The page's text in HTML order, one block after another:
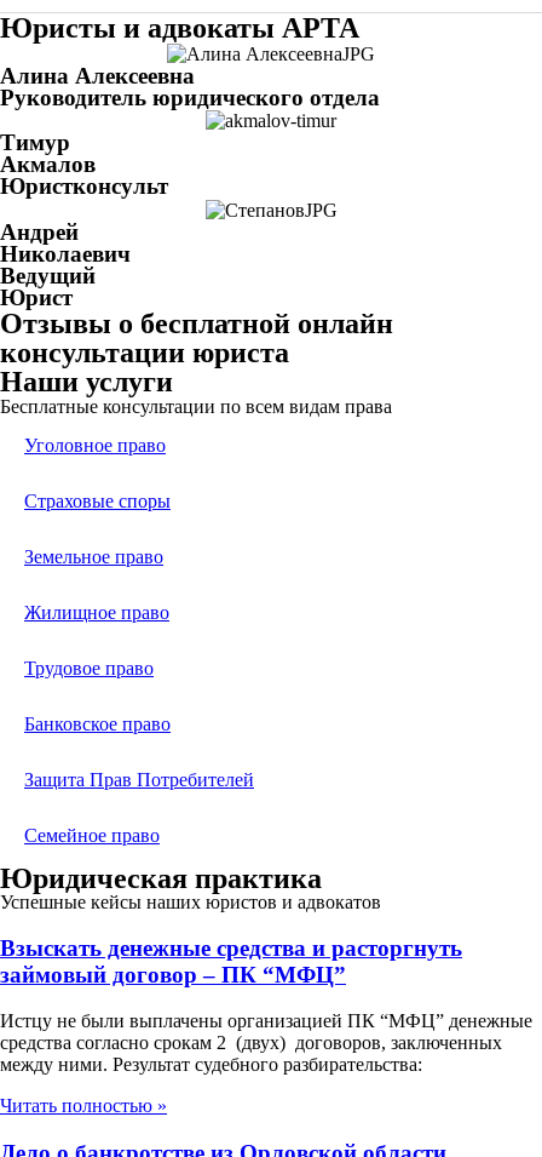
Юристы и адвокаты АРТА
Алина Алексеевна
Руководитель юридического отдела
Тимур
Акмалов
Юристконсульт
Андрей
Николаевич
Ведущий
Юрист
Отзывы о бесплатной онлайн
консультации юриста
Наши услуги
Бесплатные консультации по всем видам права
Уголовное право
Страховые споры
Земельное право
Жилищное право
Трудовое право
Банковское право
Защита Прав Потребителей
Семейное право
Юридическая практика
Успешные кейсы наших юристов и адвокатов
Взыскать денежные средства и расторгнуть
займовый договор – ПК “МФЦ”
Истцу не были выплачены организацией ПК “МФЦ” денежные
средства согласно срокам 2 (двух) договоров, заключенных
между ними. Результат судебного разбирательства:
Читать полностью »